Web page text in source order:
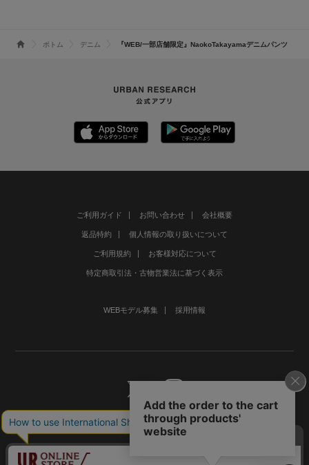
ボトム デニム 『WEB/一部店舗限定』NaokoTakayamaデニムパンツ
ご利用ガイド お問い合わせ 会社概要
返品特約 個人情報の取り扱いについて
ご利用規約 お客様対応について
特定商取引法・古物営業法に基づく表示
WEBモデル募集 採用情報